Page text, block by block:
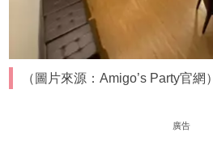
（圖片來源：Amigo’s Party官網）
廣告